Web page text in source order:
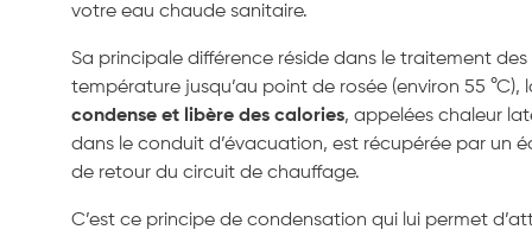
votre eau chaude sanitaire.
Sa principale différence réside dans le traitement
température jusqu’au point de rosée (environ 55 °C),
condense et libère des calories, appelées chaleur
dans le conduit d’évacuation, est récupérée par un
de retour du circuit de chauffage.
C’est ce principe de condensation qui lui permet